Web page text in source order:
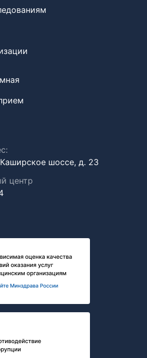
шоссе, д. 23
центр